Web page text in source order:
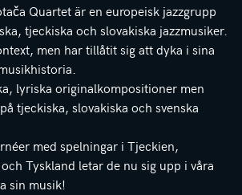
Quartet är en europeisk jazzgrupp
tjeckiska och slovakiska jazzmusiker.
men har tillåtit sig att dyka i sina
lyriska originalkompositioner men
tjeckiska, slovakiska och svenska
med spelningar i Tjeckien,
Tyskland letar de nu sig upp i våra
sin musik!